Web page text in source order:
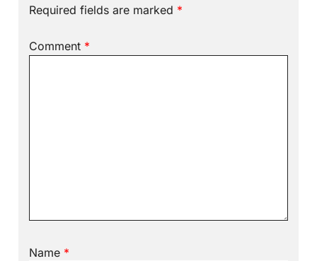
Required fields are marked *
Comment *
Name *